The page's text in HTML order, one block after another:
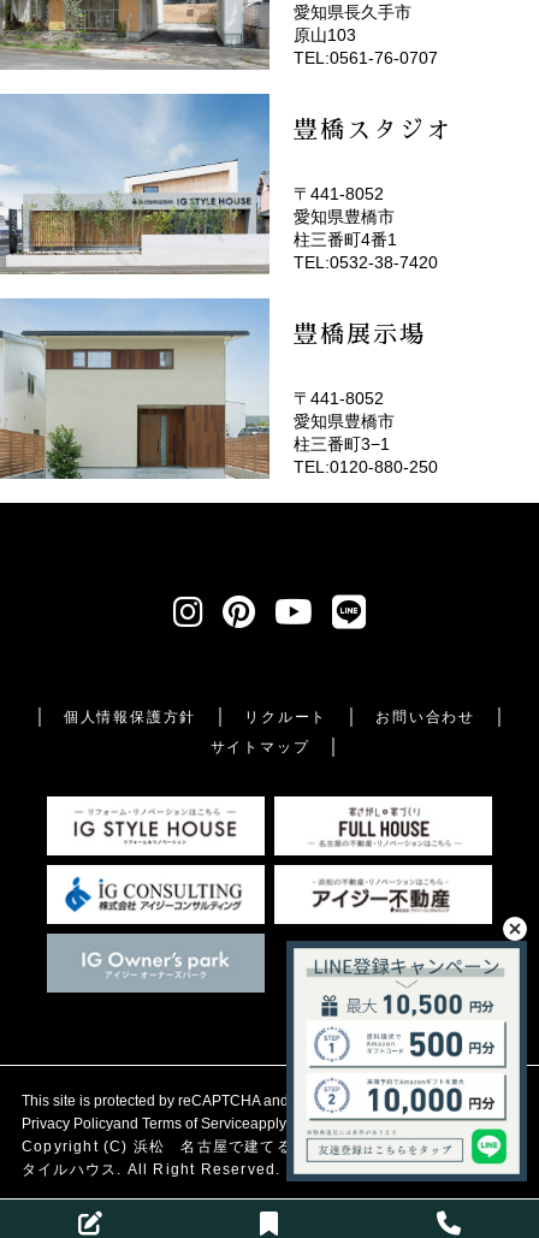
(EMOTOP名古屋)
愛知県長久手市
原山103
TEL:0561-76-0707
豊橋スタジオ
(EMOTOP豊橋)
〒441-8052
愛知県豊橋市
柱三番町4番1
TEL:0532-38-7420
豊橋展示場
〒441-8052
愛知県豊橋市
柱三番町3−1
TEL:0120-880-250
個人情報保護方針 リクルート
お問い合わせ
サイトマップ
This site is protected by reCAPTCHA and the Google
Privacy Policyand Terms of Serviceapply.
Copyright (C) 浜松 名古屋で建てる自然素材の注文住宅アイジース
タイルハウス. All Right Reserved.